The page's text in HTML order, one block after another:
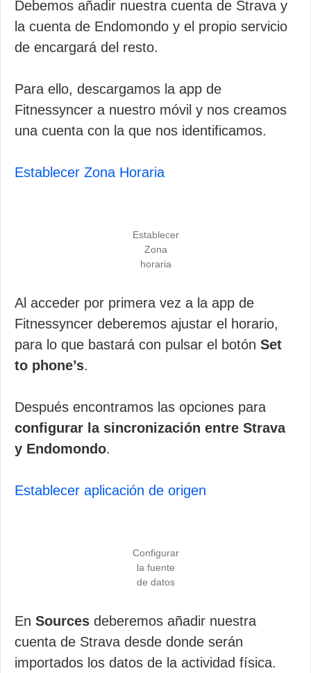
Debemos añadir nuestra cuenta de Strava y
la cuenta de Endomondo y el propio servicio
de encargará del resto.
Para ello, descargamos la app de
Fitnessyncer a nuestro móvil y nos creamos
una cuenta con la que nos identificamos.
Establecer Zona Horaria
Establecer
Zona
horaria
Al acceder por primera vez a la app de
Fitnessyncer deberemos ajustar el horario,
para lo que bastará con pulsar el botón Set
to phone’s.
Después encontramos las opciones para
configurar la sincronización entre Strava
y Endomondo.
Establecer aplicación de origen
Configurar
la fuente
de datos
En Sources deberemos añadir nuestra
cuenta de Strava desde donde serán
importados los datos de la actividad física.